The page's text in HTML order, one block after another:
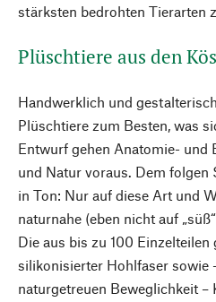
stärksten bedrohten Tierarten
Plüschtiere aus den
Handwerklich und
Plüschtiere zum Besten, was
Entwurf gehen Anatomie- und
und Natur voraus. Dem folgen
in Ton: Nur auf diese Art und
naturnahe (eben nicht auf
Die aus bis zu 100
silikonisierter Hohlfaser sowie
naturgetreuen Beweglichkeit